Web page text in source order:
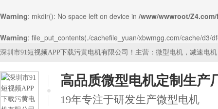
Warning: mkdir(): No space left on device in /www/wwwroot/
Warning: file_put_contents(./cachefile_yuan/xbwmgg.com/cache/
深圳市91短视频APP下载污黄电机有限公司！主营：微型电机，减速电
高品质微型电机定制生产
19年专注于研发生产微型电机